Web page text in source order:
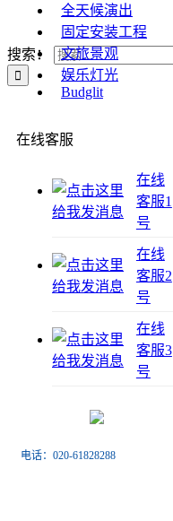
搜索：
全天候演出
固定安装工程
文旅景观
娱乐灯光
Budglit
在线客服
在线
客服1
号
在线
客服2
号
在线
客服3
号
电话：020-61828288